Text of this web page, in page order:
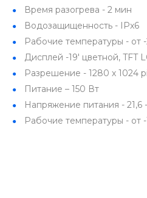
Время разогрева - 2 мин
Водозащищенность - IPx6
Рабочие температуры - от -
Дисплей -19' цветной, TFT
Разрешение - 1280 х 1024
Питание – 150 Вт
Напряжение питания - 21,6
Рабочие температуры - от -